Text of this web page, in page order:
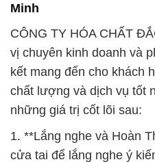
Minh
CÔNG TY HÓA CHẤT
vị chuyên kinh doanh và
kết mang đến cho khách
chất lượng và dịch vụ tốt
những giá trị cốt lõi sau:
1. **Lắng nghe và Hoàn
cửa tai để lắng nghe ý